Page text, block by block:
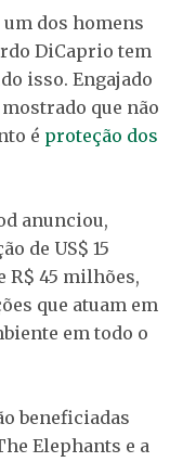
dos homens
DiCaprio tem
isso. Engajado
que não
é proteção dos
anunciou,
de US$ 15
R$ 45 milhões,
que atuam em
em todo o
beneficiadas
Elephants e a